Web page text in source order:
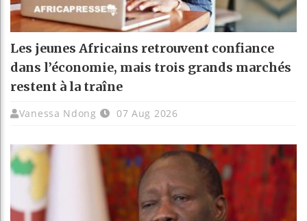
Les jeunes Africains retrouvent confiance
dans l’économie, mais trois grands marchés
restent à la traîne
Vanessa Ndong 07 Aug 2026